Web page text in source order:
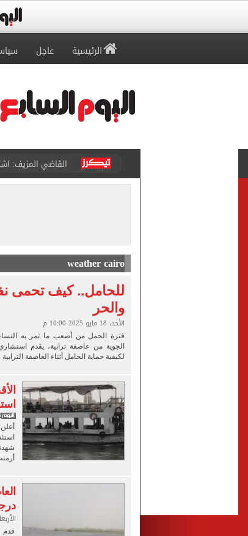
الرئيسية عاجل
برشلونة يطرح
طرابزون سبور
الأهلي ينهي
مشاهد ساحرة
الاتحاد التركي
weather cairo
للحامل.. كيف تحمى
والحر
الأحد، 18 مايو 2025 10:00 م
فترة الحمل من أصعب ما تمر به
الجوية من عاصفة ترابية، يقدم
لكيفية حماية الحامل أثناء العاصفة الترابية
الأربعاء، 30 أبريل
قدم